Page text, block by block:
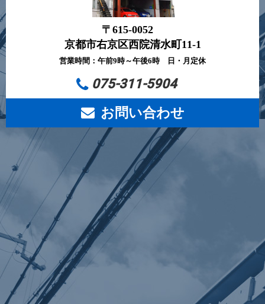
〒615-0052
京都市右京区西院清水町11-1
営業時間：午前9時～午後6時 日・月定休
075-311-5904
お問い合わせ